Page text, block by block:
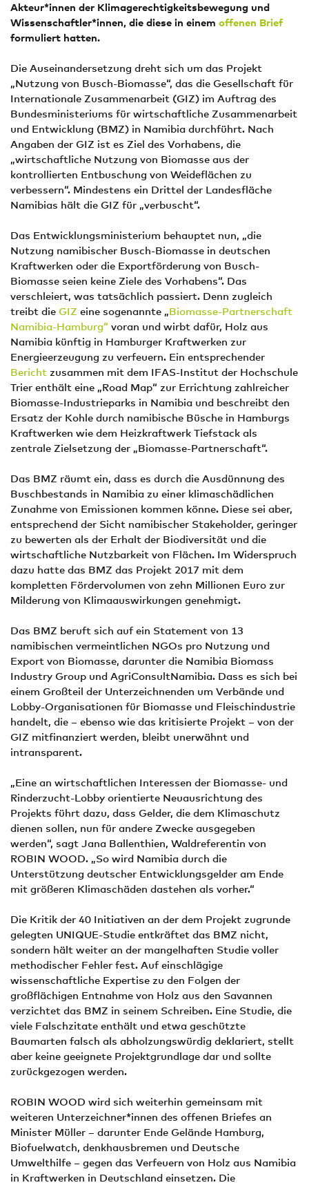
Akteur*innen der Klimagerechtigkeitsbewegung und
Wissenschaftler*innen, die diese in einem offenen Brief
formuliert hatten.
Die Auseinandersetzung dreht sich um das Projekt
„Nutzung von Busch-Biomasse“, das die Gesellschaft für
Internationale Zusammenarbeit (GIZ) im Auftrag des
Bundesministeriums für wirtschaftliche Zusammenarbeit
und Entwicklung (BMZ) in Namibia durchführt. Nach
Angaben der GIZ ist es Ziel des Vorhabens, die
„wirtschaftliche Nutzung von Biomasse aus der
kontrollierten Entbuschung von Weideflächen zu
verbessern“. Mindestens ein Drittel der Landesfläche
Namibias hält die GIZ für „verbuscht“.
Das Entwicklungsministerium behauptet nun, „die
Nutzung namibischer Busch-Biomasse in deutschen
Kraftwerken oder die Exportförderung von Busch-
Biomasse seien keine Ziele des Vorhabens“. Das
verschleiert, was tatsächlich passiert. Denn zugleich
treibt die GIZ eine sogenannte „Biomasse-Partnerschaft
Namibia-Hamburg“ voran und wirbt dafür, Holz aus
Namibia künftig in Hamburger Kraftwerken zur
Energieerzeugung zu verfeuern. Ein entsprechender
Bericht zusammen mit dem IFAS-Institut der Hochschule
Trier enthält eine „Road Map“ zur Errichtung zahlreicher
Biomasse-Industrieparks in Namibia und beschreibt den
Ersatz der Kohle durch namibische Büsche in Hamburgs
Kraftwerken wie dem Heizkraftwerk Tiefstack als
zentrale Zielsetzung der „Biomasse-Partnerschaft“.
Das BMZ räumt ein, dass es durch die Ausdünnung des
Buschbestands in Namibia zu einer klimaschädlichen
Zunahme von Emissionen kommen könne. Diese sei aber,
entsprechend der Sicht namibischer Stakeholder, geringer
zu bewerten als der Erhalt der Biodiversität und die
wirtschaftliche Nutzbarkeit von Flächen. Im Widerspruch
dazu hatte das BMZ das Projekt 2017 mit dem
kompletten Fördervolumen von zehn Millionen Euro zur
Milderung von Klimaauswirkungen genehmigt.
Das BMZ beruft sich auf ein Statement von 13
namibischen vermeintlichen NGOs pro Nutzung und
Export von Biomasse, darunter die Namibia Biomass
Industry Group und AgriConsultNamibia. Dass es sich bei
einem Großteil der Unterzeichnenden um Verbände und
Lobby-Organisationen für Biomasse und Fleischindustrie
handelt, die – ebenso wie das kritisierte Projekt – von der
GIZ mitfinanziert werden, bleibt unerwähnt und
intransparent.
„Eine an wirtschaftlichen Interessen der Biomasse- und
Rinderzucht-Lobby orientierte Neuausrichtung des
Projekts führt dazu, dass Gelder, die dem Klimaschutz
dienen sollen, nun für andere Zwecke ausgegeben
werden“, sagt Jana Ballenthien, Waldreferentin von
ROBIN WOOD. „So wird Namibia durch die
Unterstützung deutscher Entwicklungsgelder am Ende
mit größeren Klimaschäden dastehen als vorher.“
Die Kritik der 40 Initiativen an der dem Projekt zugrunde
gelegten UNIQUE-Studie entkräftet das BMZ nicht,
sondern hält weiter an der mangelhaften Studie voller
methodischer Fehler fest. Auf einschlägige
wissenschaftliche Expertise zu den Folgen der
großflächigen Entnahme von Holz aus den Savannen
verzichtet das BMZ in seinem Schreiben. Eine Studie, die
viele Falschzitate enthält und etwa geschützte
Baumarten falsch als abholzungswürdig deklariert, stellt
aber keine geeignete Projektgrundlage dar und sollte
zurückgezogen werden.
ROBIN WOOD wird sich weiterhin gemeinsam mit
weiteren Unterzeichner*innen des offenen Briefes an
Minister Müller – darunter Ende Gelände Hamburg,
Biofuelwatch, denkhausbremen und Deutsche
Umwelthilfe – gegen das Verfeuern von Holz aus Namibia
in Kraftwerken in Deutschland einsetzen. Die